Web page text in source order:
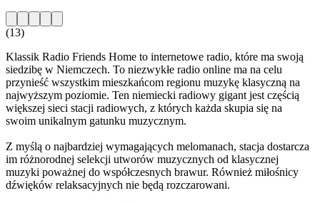
(13)
Klassik Radio Friends Home to internetowe radio, które ma swoją
siedzibę w Niemczech. To niezwykłe radio online ma na celu
przynieść wszystkim mieszkańcom regionu muzykę klasyczną na
najwyższym poziomie. Ten niemiecki radiowy gigant jest częścią
większej sieci stacji radiowych, z których każda skupia się na
swoim unikalnym gatunku muzycznym.
Z myślą o najbardziej wymagających melomanach, stacja dostarcza
im różnorodnej selekcji utworów muzycznych od klasycznej
muzyki poważnej do współczesnych brawur. Również miłośnicy
dźwięków relaksacyjnych nie będą rozczarowani.